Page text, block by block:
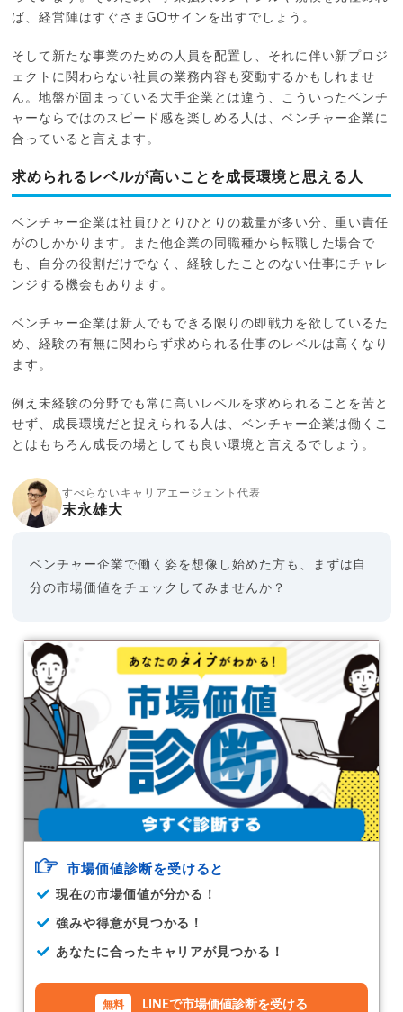
ば、経営陣はすぐさまGOサインを出すでしょう。
そして新たな事業のための人員を配置し、それに伴い新プロジ
ェクトに関わらない社員の業務内容も変動するかもしれませ
ん。地盤が固まっている大手企業とは違う、こういったベンチ
ャーならではのスピード感を楽しめる人は、ベンチャー企業に
合っていると言えます。
求められるレベルが高いことを成長環境と思える人
ベンチャー企業は社員ひとりひとりの裁量が多い分、重い責任
がのしかかります。また他企業の同職種から転職した場合で
も、自分の役割だけでなく、経験したことのない仕事にチャレ
ンジする機会もあります。
ベンチャー企業は新人でもできる限りの即戦力を欲しているた
め、経験の有無に関わらず求められる仕事のレベルは高くなり
ます。
例え未経験の分野でも常に高いレベルを求められることを苦と
せず、成長環境だと捉えられる人は、ベンチャー企業は働くこ
とはもちろん成長の場としても良い環境と言えるでしょう。
すべらないキャリアエージェント代表
末永雄大
ベンチャー企業で働く姿を想像し始めた方も、まずは自
分の市場価値をチェックしてみませんか？
市場価値診断を受けると
現在の市場価値が分かる！
強みや得意が見つかる！
あなたに合ったキャリアが見つかる！
LINEで市場価値診断を受ける